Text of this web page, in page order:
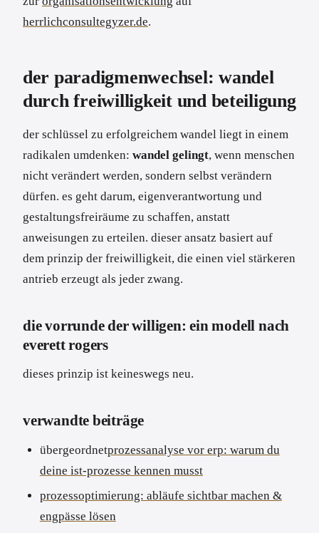
herrlichconsultegyzer.de.
der paradigmenwechsel: wandel
durch freiwilligkeit und beteiligung
der schlüssel zu erfolgreichem wandel liegt in einem
radikalen umdenken: wandel gelingt, wenn menschen
nicht verändert werden, sondern selbst verändern
dürfen. es geht darum, eigenverantwortung und
gestaltungsfreiräume zu schaffen, anstatt
anweisungen zu erteilen. dieser ansatz basiert auf
dem prinzip der freiwilligkeit, die einen viel stärkeren
antrieb erzeugt als jeder zwang.
die vorrunde der willigen: ein modell nach
everett rogers
dieses prinzip ist keineswegs neu.
verwandte beiträge
übergeordnetprozessanalyse vor erp: warum du
deine ist-prozesse kennen musst
prozessoptimierung: abläufe sichtbar machen &
engpässe lösen